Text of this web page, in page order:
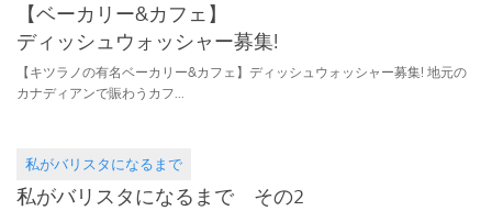
【ベーカリー&カフェ】
ディッシュウォッシャー募集!
【キツラノの有名ベーカリー&カフェ】ディッシュウォッシャー募集! 地元の
カナディアンで賑わうカフ...
私がバリスタになるまで
2016.03.07
私がバリスタになるまで その2